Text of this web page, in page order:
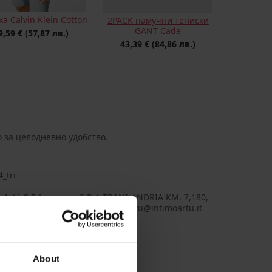
About
Calvin Klein Cotton
€ (57,87 лв.)
2PACK памучни тениски
GANT Cade
43,39 € (84,86 лв.)
целодневно удобство.
S.R.L., aдрес: S.P. 1 TRANI-ANDRIA KM. 7,180,
Andria BT, Italy, Имейл: intimoartu@intimoartu.it